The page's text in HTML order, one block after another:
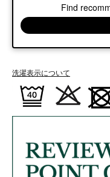
Find
洗濯表示について